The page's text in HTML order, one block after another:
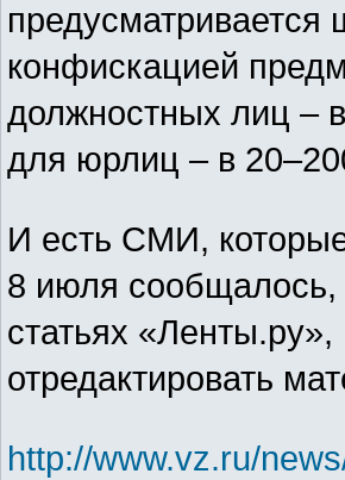
конфискацией
должностных лиц –
для юрлиц – в
И есть СМИ,
8 июля сообщалось,
статьях
отредактировать
http://www.vz.ru/